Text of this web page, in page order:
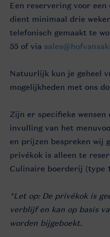
Een reservering voor
dient minimaal drie
telefonisch gemaakt te
55 of via
Natuurlijk kun je geheel
mogelijkheden met ons
Zijn er specifieke wensen
invulling van het
en prijzen bespreken wij
privékok is alleen te
Culinaire boerderij (type
*Let op: De privékok is
verblijf en kan op basis
worden bijgeboekt.